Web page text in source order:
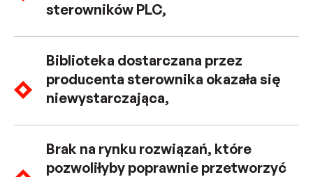
sterowników PLC,
Biblioteka dostarczana przez
producenta sterownika okazała się
niewystarczająca,
Brak na rynku rozwiązań, które
pozwoliłyby poprawnie przetworzyć